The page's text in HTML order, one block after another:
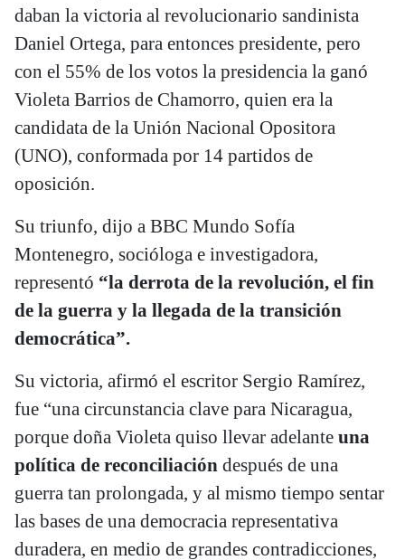
daban la victoria al revolucionario sandinista
Daniel Ortega, para entonces presidente, pero
con el 55% de los votos la presidencia la ganó
Violeta Barrios de Chamorro, quien era la
candidata de la Unión Nacional Opositora
(UNO), conformada por 14 partidos de
oposición.
Su triunfo, dijo a BBC Mundo Sofía
Montenegro, socióloga e investigadora,
representó “la derrota de la revolución, el fin
de la guerra y la llegada de la transición
democrática”.
Su victoria, afirmó el escritor Sergio Ramírez,
fue “una circunstancia clave para Nicaragua,
porque doña Violeta quiso llevar adelante una
política de reconciliación después de una
guerra tan prolongada, y al mismo tiempo sentar
las bases de una democracia representativa
duradera, en medio de grandes contradicciones,